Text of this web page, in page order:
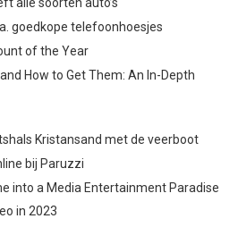
alle soorten auto’s
goedkope telefoonhoesjes
of the Year
How to Get Them: An In-Depth
Kristansand met de veerboot
bij Paruzzi
into a Media Entertainment Paradise
in 2023